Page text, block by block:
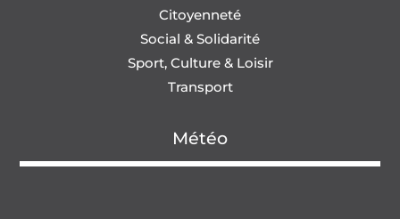
Citoyenneté
Social & Solidarité
Sport, Culture & Loisir
Transport
Météo